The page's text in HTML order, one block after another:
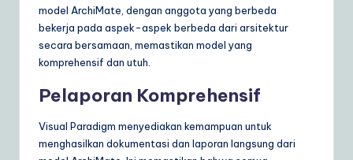
model ArchiMate, dengan anggota yang berbeda
bekerja pada aspek-aspek berbeda dari arsitektur
secara bersamaan, memastikan model yang
komprehensif dan utuh.
Pelaporan Komprehensif
Visual Paradigm menyediakan kemampuan untuk
menghasilkan dokumentasi dan laporan langsung dari